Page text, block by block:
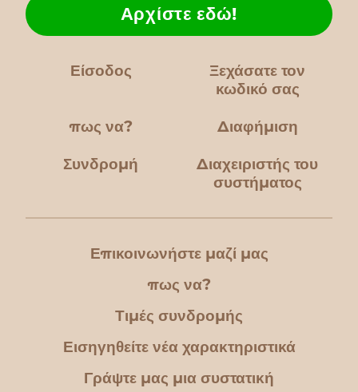
Είσοδος
Ξεχάσατε τον
κωδικό σας
πως να?
Αρχίστε εδώ!
Διαφήμιση
Συνδρομή
Διαχειριστής του
συστήματος
Επικοινωνήστε μαζί μας
πως να?
Τιμές συνδρομής
Εισηγηθείτε νέα χαρακτηριστικά
Γράψτε μας μια συστατική